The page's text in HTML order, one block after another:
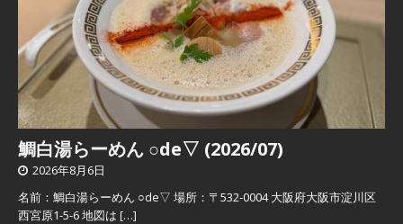
鯛白湯らーめん ○de▽ (2026/07)
2026年8月6日
名前：鯛白湯らーめん ○de▽ 場所：〒532-0004 大阪府大阪市淀川区
西宮原1-5-6 地図は […]